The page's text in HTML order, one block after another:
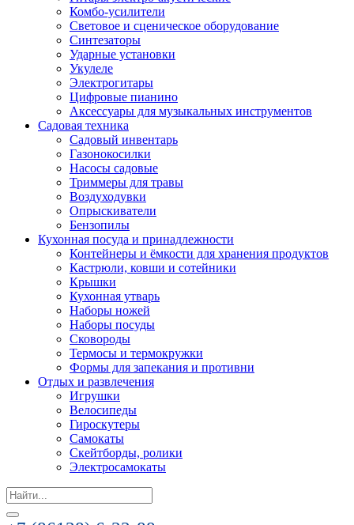
Комбо-усилители
Световое и сценическое оборудование
Синтезаторы
Ударные установки
Укулеле
Электрогитары
Цифровые пианино
Аксессуары для музыкальных инструментов
Садовая техника
Садовый инвентарь
Газонокосилки
Насосы садовые
Триммеры для травы
Воздуходувки
Опрыскиватели
Бензопилы
Кухонная посуда и принадлежности
Контейнеры и ёмкости для хранения продуктов
Кастрюли, ковши и сотейники
Крышки
Кухонная утварь
Наборы ножей
Наборы посуды
Сковороды
Термосы и термокружки
Формы для запекания и противни
Отдых и развлечения
Игрушки
Велосипеды
Гироскутеры
Самокаты
Скейтборды, ролики
Электросамокаты
Search
for: